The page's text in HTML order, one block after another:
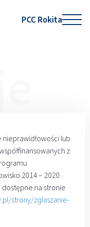
PCC Rokita
nieprawidłowości lub
z
2014 – 2020
dostępne na stronie
strony/zglaszanie-